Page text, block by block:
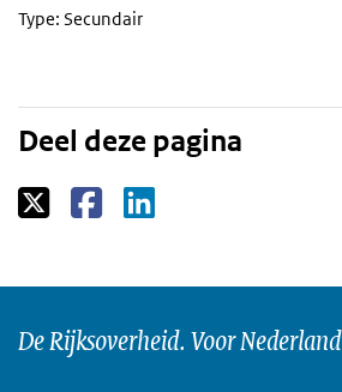
Type: Secundair
Deel deze pagina
De Rijksoverheid. Voor Nederland